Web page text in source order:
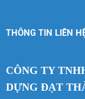
THÔNG TIN LIÊN
CÔNG TY
DỰNG ĐẠT